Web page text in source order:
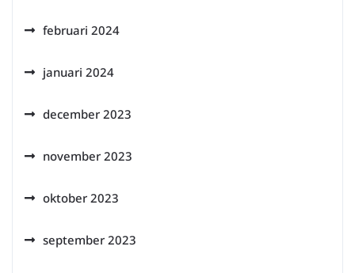
februari 2024
januari 2024
december 2023
november 2023
oktober 2023
september 2023